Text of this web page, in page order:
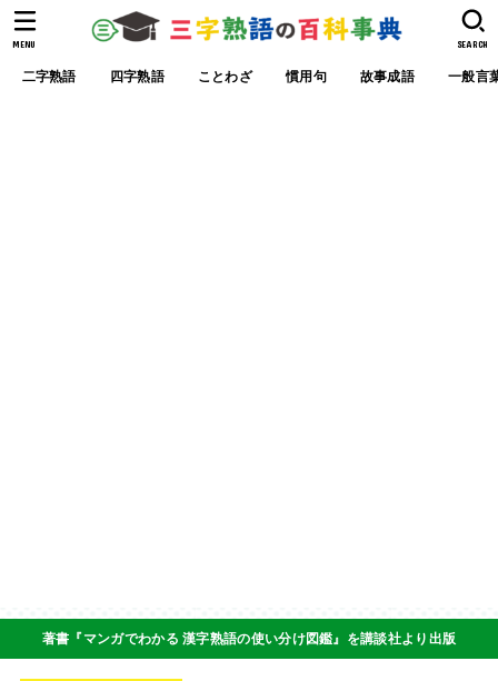
二字熟語 四字熟語 ことわざ 慣用句 故事成語 一般言
SEARCH
MENU
著書『マンガでわかる 漢字熟語の使い分け図鑑』を講談社より出版